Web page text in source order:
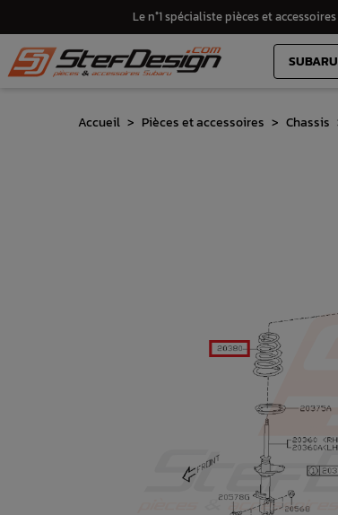
Le n°1 spécialiste pièces et accessoires
SUBARU
Accueil Pièces et accessoires Chassis